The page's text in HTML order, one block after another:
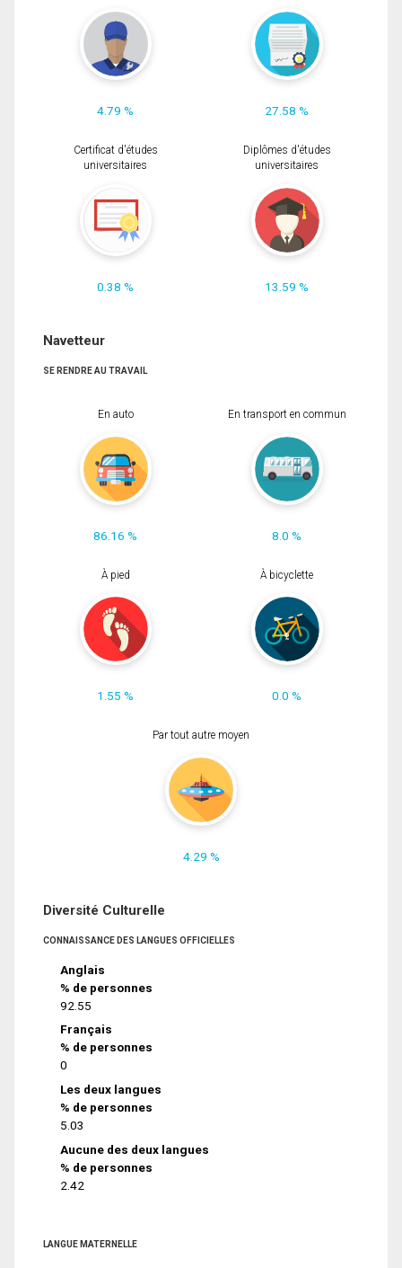
4.79 % 27.58 %
Certificat d'études
universitaires
0.38 %
Diplômes d'études
universitaires
13.59 %
Navetteur
SE RENDRE AU TRAVAIL
En auto
86.16 %
En transport en commun
8.0 %
À pied
1.55 %
À bicyclette
0.0 %
Par tout autre moyen
4.29 %
Diversité Culturelle
CONNAISSANCE DES LANGUES OFFICIELLES
Anglais
% de personnes
92.55
Français
% de personnes
0
Les deux langues
% de personnes
5.03
Aucune des deux langues
% de personnes
2.42
LANGUE MATERNELLE